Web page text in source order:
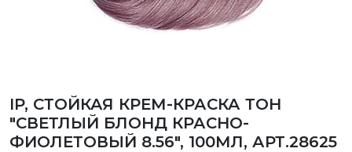
IP, СТОЙКАЯ КРЕМ-КРАСКА ТОН
"СВЕТЛЫЙ БЛОНД КРАСНО-
ФИОЛЕТОВЫЙ 8.56", 100МЛ, АРТ.28625